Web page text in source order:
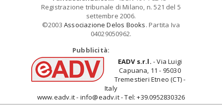
Registrazione tribunale di Milano, n. 521 del 5
settembre 2006.
©2003 Associazione Delos Books. Partita Iva
04029050962.
Pubblicità:
EADV s.r.l. - Via Luigi
Capuana, 11 - 95030
Tremestieri Etneo (CT) -
Italy
www.eadv.it - info@eadv.it - Tel: +39.0952830326